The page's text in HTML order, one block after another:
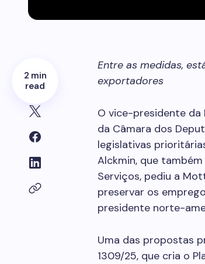
2 min
read
Entre as medidas,
exportadores
O vice-presidente da
da Câmara dos
legislativas
Alckmin, que
Serviços, pediu a
preservar os
presidente norte-
Uma das propostas
1309/25, que cria o